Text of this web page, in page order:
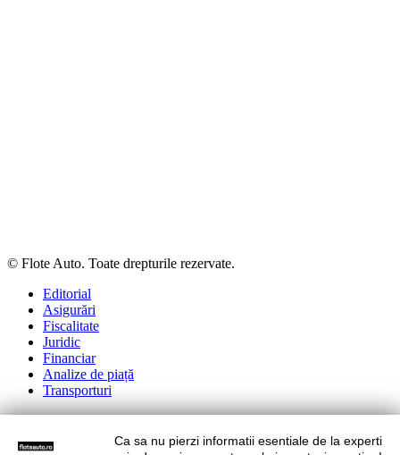
© Flote Auto. Toate drepturile rezervate.
Editorial
Asigurări
Fiscalitate
Juridic
Financiar
Analize de piață
Transporturi
Ca sa nu pierzi informatii esentiale de la experti